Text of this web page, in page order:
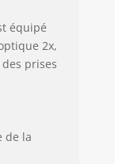
LES
appareil
facile
le
équipé
2x,
prises
de la